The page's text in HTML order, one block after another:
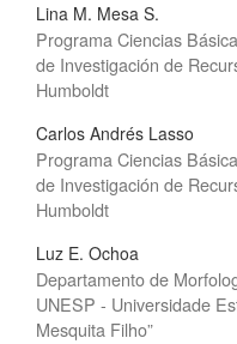
Lina M. Mesa S.
Programa Ciencias
de Investigación de
Humboldt
Carlos Andrés Lasso
Programa Ciencias
de Investigación de
Humboldt
Luz E. Ochoa
Departamento de
UNESP - Universidade
Mesquita Filho”